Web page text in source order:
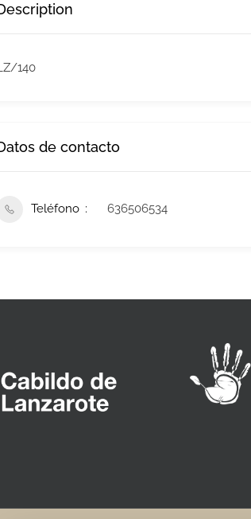
140
de contacto
Teléfono 636506534